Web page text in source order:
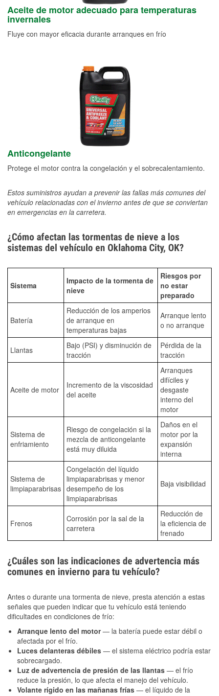
Aceite de motor adecuado para temperaturas
invernales
Fluye con mayor eficacia durante arranques en frío
Anticongelante
Protege el motor contra la congelación y el sobrecalentamiento.
Estos suministros ayudan a prevenir las fallas más comunes del
vehículo relacionadas con el invierno antes de que se conviertan
en emergencias en la carretera.
¿Cómo afectan las tormentas de nieve a los
sistemas del vehículo en Oklahoma City, OK?
Sistema
Impacto de la tormenta de
nieve
Riesgos por
no estar
preparado
Batería
Reducción de los amperios
de arranque en
temperaturas bajas
Arranque lento
o no arranque
Llantas
Bajo (PSI) y disminución de
tracción
Pérdida de la
tracción
Aceite de motor
Incremento de la viscosidad
del aceite
Arranques
difíciles y
desgaste
interno del
motor
Sistema de
enfriamiento
Riesgo de congelación si la
mezcla de anticongelante
está muy diluida
Daños en el
motor por la
expansión
interna
Sistema de
limpiaparabrisas
Congelación del líquido
limpiaparabrisas y menor
desempeño de los
limpiaparabrisas
Baja visibilidad
Frenos
Corrosión por la sal de la
carretera
Reducción de
la eficiencia de
frenado
¿Cuáles son las indicaciones de advertencia más
comunes en invierno para tu vehículo?
Antes o durante una tormenta de nieve, presta atención a estas
señales que pueden indicar que tu vehículo está teniendo
dificultades en condiciones de frío:
Arranque lento del motor— la batería puede estar débil o
afectada por el frío.
Luces delanteras débiles — el sistema eléctrico podría estar
sobrecargado.
Luz de advertencia de presión de las llantas — el frío
reduce la presión, lo que afecta el manejo del vehículo.
Volante rígido en las mañanas frías — el líquido de la